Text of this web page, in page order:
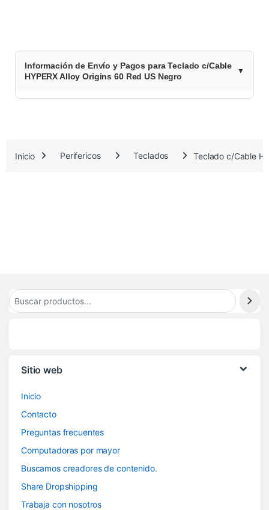
$
1
4
.
Información de Envío y Pagos para Teclado c/Cable
HYPERX Alloy Origins 60 Red US Negro
Inicio Perifericos Teclados Teclado c/Cable
Sitio web
Inicio
Contacto
Preguntas frecuentes
Computadoras por mayor
Buscamos creadores de contenido.
Share Dropshipping
Trabaja con nosotros